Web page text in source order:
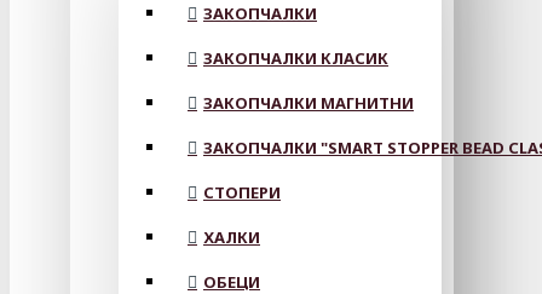
ЗАКОПЧАЛКИ
ЗАКОПЧАЛКИ КЛАСИК
ЗАКОПЧАЛКИ МАГНИТНИ
ЗАКОПЧАЛКИ "SMART STOPPER BEAD
СТОПЕРИ
ХАЛКИ
ОБЕЦИ